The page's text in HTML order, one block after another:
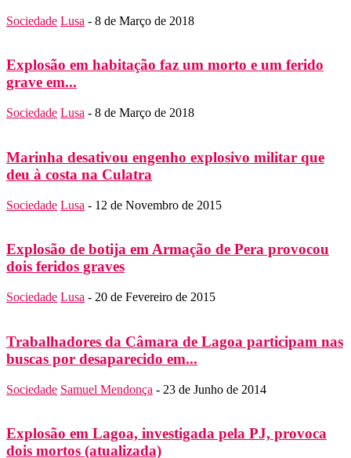
Sociedade Lusa - 8 de Março de 2018
Explosão em habitação faz um morto e um ferido
grave em...
Sociedade Lusa - 8 de Março de 2018
Marinha desativou engenho explosivo militar que
deu à costa na Culatra
Sociedade Lusa - 12 de Novembro de 2015
Explosão de botija em Armação de Pera provocou
dois feridos graves
Sociedade Lusa - 20 de Fevereiro de 2015
Trabalhadores da Câmara de Lagoa participam nas
buscas por desaparecido em...
Sociedade Samuel Mendonça - 23 de Junho de 2014
Explosão em Lagoa, investigada pela PJ, provoca
dois mortos (atualizada)